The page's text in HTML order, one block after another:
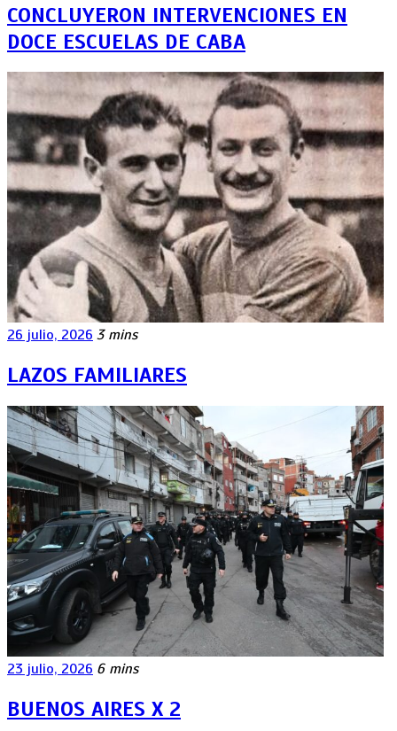
CONCLUYERON INTERVENCIONES EN
DOCE ESCUELAS DE CABA
26 julio, 2026 3 mins
LAZOS FAMILIARES
23 julio, 2026 6 mins
BUENOS AIRES X 2